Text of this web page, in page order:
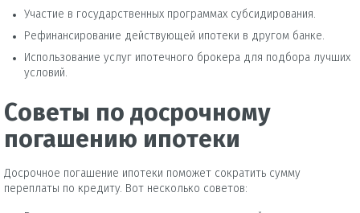
Участие в государственных программах субсидирования.
Рефинансирование действующей ипотеки в другом банке.
Использование услуг ипотечного брокера для подбора лучших
условий.
Советы по досрочному
погашению ипотеки
Досрочное погашение ипотеки поможет сократить сумму
переплаты по кредиту. Вот несколько советов: